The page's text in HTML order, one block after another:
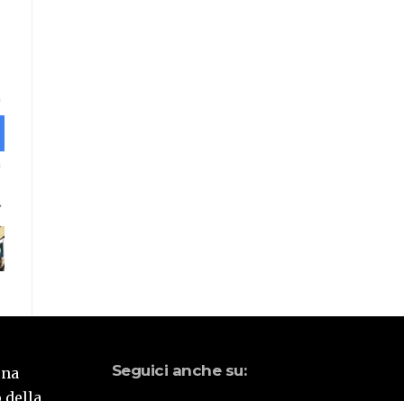
della
Seguici anche su: